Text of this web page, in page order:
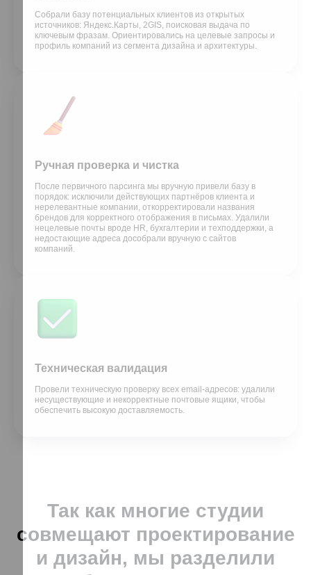
Собрали базу потенциальных клиентов из открытых
источников: Яндекс.Карты, 2GIS, поисковая выдача по
ключевым фразам. Ориентировались на целевые запросы и
профиль компаний из сегмента дизайна и архитектуры.
Ручная проверка и чистка
После первичного парсинга мы вручную привели базу в
порядок: исключили действующих партнёров клиента и
нерелевантные компании, откорректировали названия
брендов для корректного отображения в письмах. Удалили
нецелевые почты вроде HR, бухгалтерии и техподдержки, а
недостающие адреса дособрали вручную с сайтов
компаний.
Техническая валидация
Провели техническую проверку всех email-адресов: удалили
несуществующие и некорректные почтовые ящики, чтобы
обеспечить высокую доставляемость.
Так как многие студии
совмещают проектирование
и дизайн, мы разделили